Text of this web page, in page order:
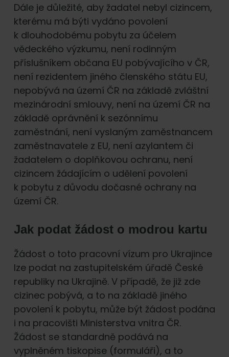
Dále je důležité, aby žadatel nebyl cizincem,
kterému má býti vydáno povolení
k dlouhodobému pobytu za účelem
vědeckého výzkumu, není rodinným
příslušníkem občana EU pobývajícího v ČR,
není rezidentem jiného členského státu EU,
nepobývá na území ČR na základě zvláštní
mezinárodní smlouvy, není na území ČR na
základě oprávnění k sezónnímu
zaměstnání, není vyslaným zaměstnancem
zaměstnavatele z EU, není azylantem či
žadatelem o doplňkovou ochranu, není
cizincem žádajícím o udělení povolení
k pobytu z důvodu dočasné ochrany na
území ČR.
Jak podat žádost o modrou kartu
Žádost o toto pracovní vízum pro Ukrajince
lze podat na zastupitelském úřadě České
republiky na Ukrajině. V případě, že již zde
cizinec pobývá, a to na základě jiného
povolení k pobytu, může být žádost podána
i na pracovišti Ministerstva vnitra ČR.
Žádost se standardně podává na
vyplněném tiskopise (formuláři), a to